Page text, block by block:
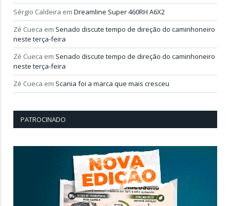
Sérgio Caldeira em Dreamline Super 460RH A6X2
Zé Cueca em Senado discute tempo de direção do caminhoneiro
neste terça-feira
Zé Cueca em Senado discute tempo de direção do caminhoneiro
neste terça-feira
Zé Cueca em Scania foi a marca que mais cresceu
PATROCINADO